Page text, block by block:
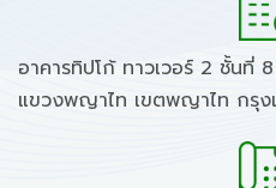
อาคารทิปโก้ ทาวเวอร์ 2 ชั้นที่
แขวงพญาไท เขตพญาไท กรุ